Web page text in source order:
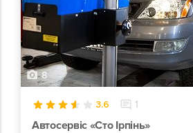
8
3.6 1
Автосервіс «Сто Ірпінь»